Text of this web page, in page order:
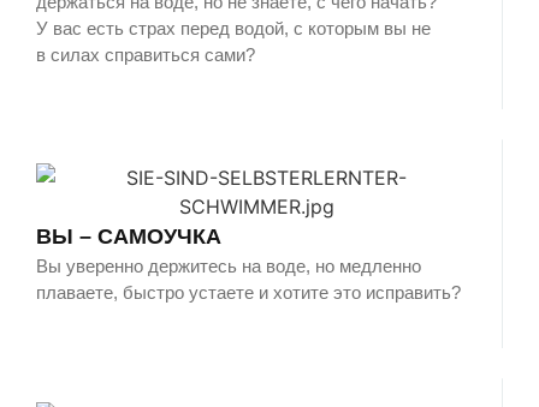
У вас есть страх перед водой, с которым вы не
в силах справиться сами?
ВЫ – САМОУЧКА
Вы уверенно держитесь на воде, но медленно
плаваете, быстро устаете и хотите это исправить?